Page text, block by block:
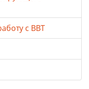
с ВВТ